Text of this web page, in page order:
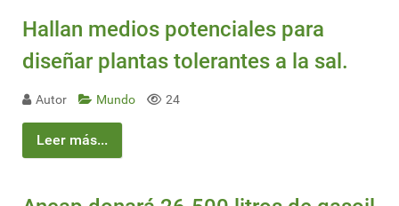
Hallan medios potenciales para
diseñar plantas tolerantes a la sal.
Autor Mundo 24
Leer más...